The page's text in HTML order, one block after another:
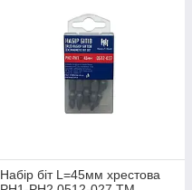
Набір біт L=45мм хрестова